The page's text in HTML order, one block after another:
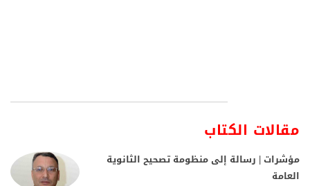
مقالات الكتاب
مؤشرات | رسالة إلى منظومة تصحيح الثانوية
العامة